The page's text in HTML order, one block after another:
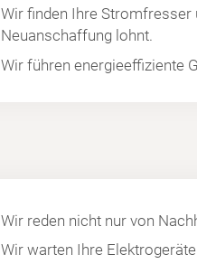
Wir finden Ihre Stromfresser
Neuanschaffung lohnt.
Wir führen energieeffiziente
Wir reden nicht nur von
Wir warten Ihre